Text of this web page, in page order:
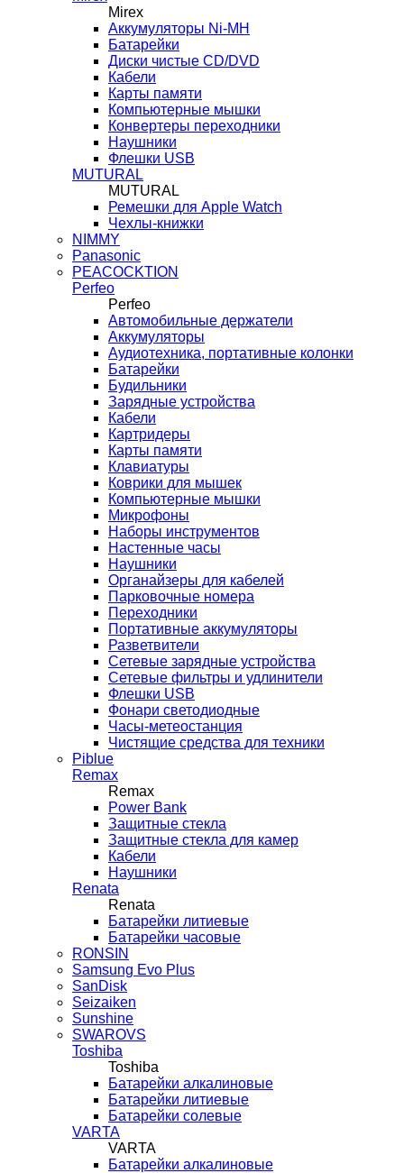
Mirex
Аккумуляторы Ni-MH
Батарейки
Диски чистые CD/DVD
Кабели
Карты памяти
Компьютерные мышки
Конвертеры переходники
Наушники
Флешки USB
MUTURAL
MUTURAL
Ремешки для Apple Watch
Чехлы-книжки
NIMMY
Panasonic
PEACOCKTION
Perfeo
Perfeo
Автомобильные держатели
Аккумуляторы
Аудиотехника, портативные колонки
Батарейки
Будильники
Зарядные устройства
Кабели
Картридеры
Карты памяти
Клавиатуры
Коврики для мышек
Компьютерные мышки
Микрофоны
Наборы инструментов
Настенные часы
Наушники
Органайзеры для кабелей
Парковочные номера
Переходники
Портативные аккумуляторы
Разветвители
Сетевые зарядные устройства
Сетевые фильтры и удлинители
Флешки USB
Фонари светодиодные
Часы-метеостанция
Чистящие средства для техники
Piblue
Remax
Remax
Power Bank
Защитные стекла
Защитные стекла для камер
Кабели
Наушники
Renata
Renata
Батарейки литиевые
Батарейки часовые
RONSIN
Samsung Evo Plus
SanDisk
Seizaiken
Sunshine
SWAROVS
Toshiba
Toshiba
Батарейки алкалиновые
Батарейки литиевые
Батарейки солевые
VARTA
VARTA
Батарейки алкалиновые